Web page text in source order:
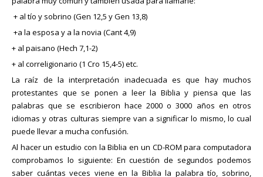
+ al tío y sobrino (Gen 12,5 y Gen 13,8)
+a la esposa y a la novia (Cant 4,9)
+ al paisano (Hech 7,1-2)
+ al correligionario (1 Cro 15,4-5) etc.
La raíz de la interpretación inadecuada es que hay muchos
protestantes que se ponen a leer la Biblia y piensa que las
palabras que se escribieron hace 2000 o 3000 años en otros
idiomas y otras culturas siempre van a significar lo mismo, lo cual
puede llevar a mucha confusión.
Al hacer un estudio con la Biblia en un CD-ROM para computadora
comprobamos lo siguiente: En cuestión de segundos podemos
saber cuántas veces viene en la Biblia la palabra tío, sobrino,